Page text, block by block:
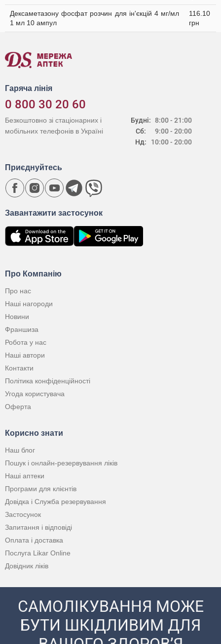
Дексаметазону фосфат розчин для ін'єкцій 4 мг/мл
1 мл 10 ампул
116.10
грн
Гаряча лінія
0 800 30 20 60
Будні:
Сб:
Нд:
8:00 - 21:00
9:00 - 20:00
10:00 - 20:00
Безкоштовно зі стаціонарних і
мобільних телефонів в Україні
Про Компанію
Про нас
Наші нагороди
Новини
Франшиза
Робота у нас
Наші автори
Контакти
Політика конфіденційності
Угода користувача
Оферта
Корисно знати
Наш блог
Пошук і онлайн-резервування ліків
Наші аптеки
Програми для клієнтів
Довідка і Служба резервування
Застосунок
Запитання і відповіді
Оплата і доставка
Послуга Likar Online
Довідник ліків
Завантажити застосунок
Приєднуйтесь
САМОЛІКУВАННЯ МОЖЕ
БУТИ ШКІДЛИВИМ ДЛЯ